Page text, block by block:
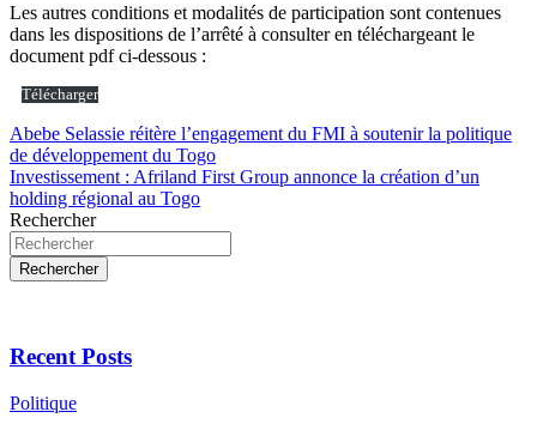
Les autres conditions et modalités de participation sont contenues
dans les dispositions de l’arrêté à consulter en téléchargeant le
document pdf ci-dessous :
Télécharger
Navigation
de
l’article
Abebe Selassie réitère l’engagement du FMI à soutenir la politique
de développement du Togo
Investissement : Afriland First Group annonce la création d’un
holding régional au Togo
Rechercher
Rechercher
Recent Posts
Politique